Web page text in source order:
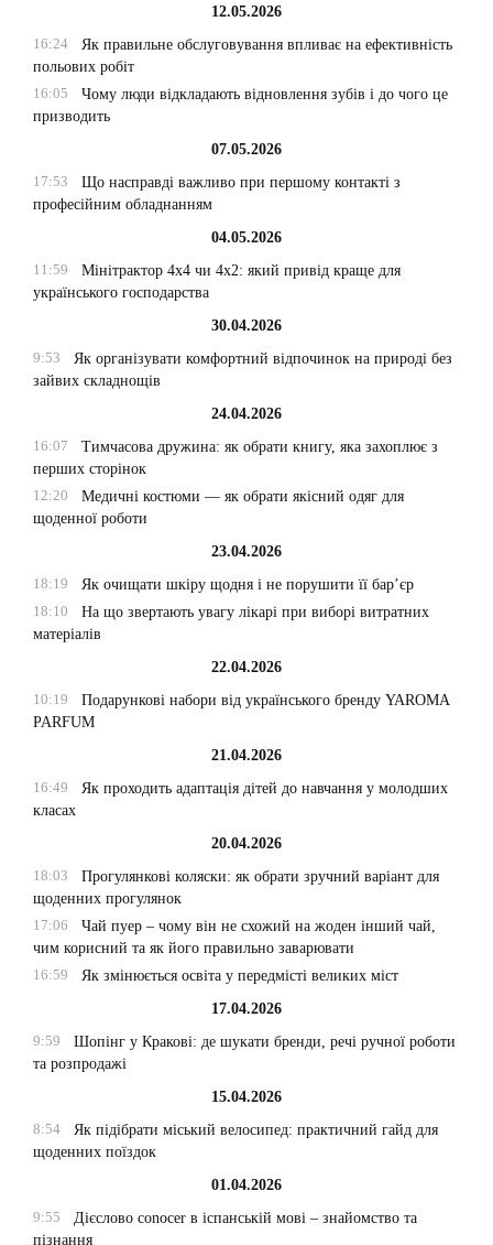
12.05.2026
16:24
Як правильне обслуговування впливає на ефективність
польових робіт
16:05
Чому люди відкладають відновлення зубів і до чого це
призводить
07.05.2026
17:53
Що насправді важливо при першому контакті з
професійним обладнанням
04.05.2026
11:59
Мінітрактор 4х4 чи 4х2: який привід краще для
українського господарства
30.04.2026
9:53
Як організувати комфортний відпочинок на природі без
зайвих складнощів
24.04.2026
16:07
Тимчасова дружина: як обрати книгу, яка захоплює з
перших сторінок
12:20
Медичні костюми — як обрати якісний одяг для
щоденної роботи
23.04.2026
18:19
Як очищати шкіру щодня і не порушити її бар’єр
18:10
На що звертають увагу лікарі при виборі витратних
матеріалів
22.04.2026
10:19
Подарункові набори від українського бренду YAROMA
PARFUM
21.04.2026
16:49
Як проходить адаптація дітей до навчання у молодших
класах
20.04.2026
18:03
Прогулянкові коляски: як обрати зручний варіант для
щоденних прогулянок
17:06
Чай пуер – чому він не схожий на жоден інший чай,
чим корисний та як його правильно заварювати
16:59
Як змінюється освіта у передмісті великих міст
17.04.2026
9:59
Шопінг у Кракові: де шукати бренди, речі ручної роботи
та розпродажі
15.04.2026
8:54
Як підібрати міський велосипед: практичний гайд для
щоденних поїздок
01.04.2026
9:55
Дієслово conocer в іспанській мові – знайомство та
пізнання